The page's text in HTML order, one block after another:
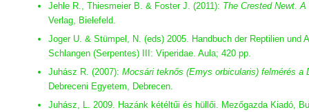
Jehle R., Thiesmeier B. & Foster J. (2011): The Crested Newt.
Verlag, Bielefeld.
Joger U. & Stümpel, N. (eds) 2005. Handbuch der Reptilien und
Schlangen (Serpentes) III: Viperidae. Aula; 420 pp.
Juhász R. (2007): Mocsári teknős (Emys orbicularis) felmérés a
Debreceni Egyetem, Debrecen.
Juhász, L. 2009. Hazánk kétéltűi és hüllői. Mezőgazda Kiadó,